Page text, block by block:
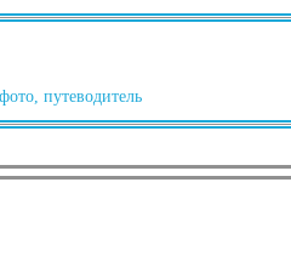
путеводитель